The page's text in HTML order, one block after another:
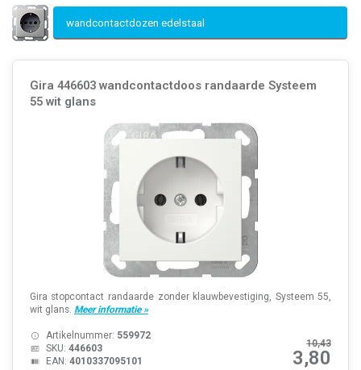
wandcontactdozen edelstaal
Gira 446603 wandcontactdoos randaarde Systeem
55 wit glans
Gira stopcontact randaarde zonder klauwbevestiging, Systeem 55,
wit glans. Meer informatie »
10,43
3,80
Artikelnummer: 559972
SKU: 446603
EAN: 4010337095101